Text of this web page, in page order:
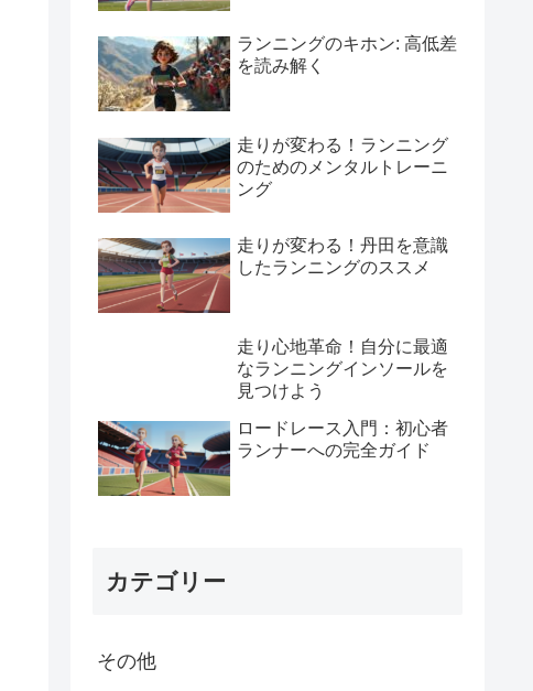
ランニングのキホン: 高低差
を読み解く
走りが変わる！ランニング
のためのメンタルトレーニ
ング
走りが変わる！丹田を意識
したランニングのススメ
走り心地革命！自分に最適
なランニングインソールを
見つけよう
ロードレース入門：初心者
ランナーへの完全ガイド
カテゴリー
その他